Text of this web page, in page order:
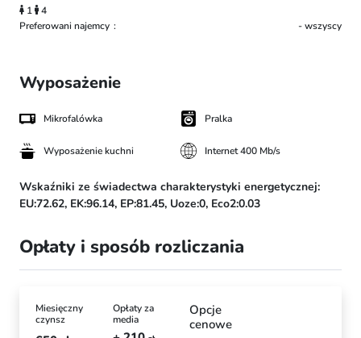
1
4
Preferowani najemcy
- wszyscy
Wyposażenie
Mikrofalówka Pralka
Wyposażenie kuchni Internet 400 Mb/s
Wskaźniki ze świadectwa charakterystyki energetycznej:
EU:72.62, EK:96.14, EP:81.45, Uoze:0, Eco2:0.03
Opłaty i sposób rozliczania
Miesięczny
czynsz
Opłaty za
media
Opcje
cenowe